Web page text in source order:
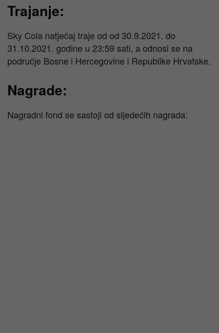
Trajanje:
Sky Cola natječaj traje od od 30.9.2021. do
31.10.2021. godine u 23:59 sati, a odnosi se na
područje Bosne i Hercegovine i Republike Hrvatske.
Nagrade:
Nagradni fond se sastoji od sljedećih nagrada: